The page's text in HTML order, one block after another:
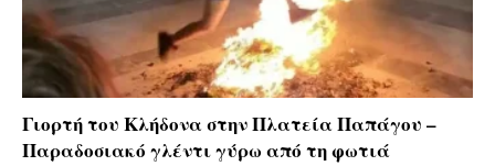
Γιορτή του Κλήδονα στην Πλατεία Παπάγου –
Παραδοσιακό γλέντι γύρω από τη φωτιά